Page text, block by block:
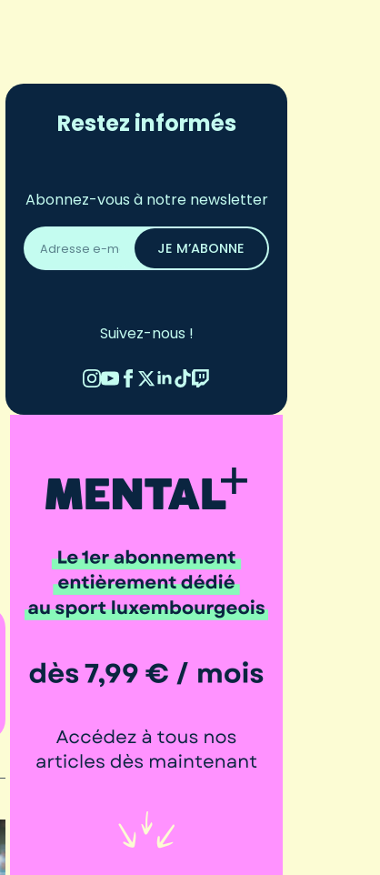
Restez informés
Abonnez-vous à notre newsletter
Adresse
email
*
JE M’ABONNE
Suivez-nous !